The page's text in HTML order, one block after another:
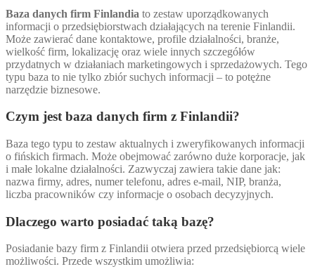
Baza danych firm Finlandia to zestaw uporządkowanych
informacji o przedsiębiorstwach działających na terenie Finlandii.
Może zawierać dane kontaktowe, profile działalności, branże,
wielkość firm, lokalizację oraz wiele innych szczegółów
przydatnych w działaniach marketingowych i sprzedażowych. Tego
typu baza to nie tylko zbiór suchych informacji – to potężne
narzędzie biznesowe.
Czym jest baza danych firm z Finlandii?
Baza tego typu to zestaw aktualnych i zweryfikowanych informacji
o fińskich firmach. Może obejmować zarówno duże korporacje, jak
i małe lokalne działalności. Zazwyczaj zawiera takie dane jak:
nazwa firmy, adres, numer telefonu, adres e-mail, NIP, branża,
liczba pracowników czy informacje o osobach decyzyjnych.
Dlaczego warto posiadać taką bazę?
Posiadanie bazy firm z Finlandii otwiera przed przedsiębiorcą wiele
możliwości. Przede wszystkim umożliwia: